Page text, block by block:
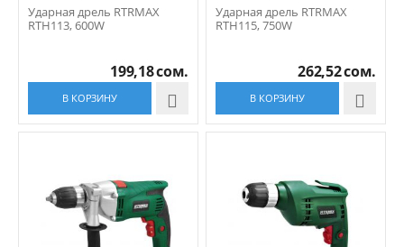
Ударная дрель RTRMAX
RTH113, 600W
199,18сом.
В КОРЗИНУ 
Ударная дрель RTRMAX
RTH115, 750W
262,52сом.
В КОРЗИНУ 